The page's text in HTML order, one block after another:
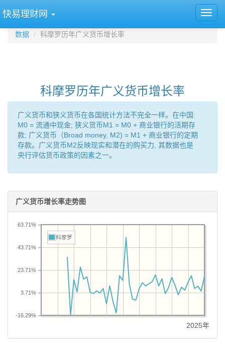
快易理财网
数据 科摩罗历年广义货币增长率
科摩罗历年广义货币增长率
广义货币和狭义货币在各国统计方法不完全一样。在中国:
M0 = 流通中现金; 狭义货币M1 = M0 + 商业银行的活期存
款; 广义货币（Broad money, M2) = M1 + 商业银行的定期
存款。广义货币M2反映现实和潜在的购买力, 其数据也是
央行评估货币政策的因素之一。
广义货币增长率走势图
-16.29%
3.71%
23.71%
43.71%
63.71%
科摩罗
2025年